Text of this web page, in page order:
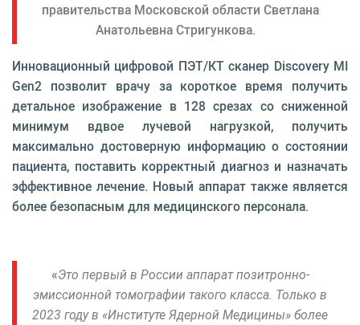
правительства Московской области Светлана
Анатольевна Стригункова.
Инновационный цифровой ПЭТ/КТ сканер Discovery MI
Gen2 позволит врачу за короткое время получить
детальное изображение в 128 срезах со сниженной
минимум вдвое лучевой нагрузкой, получить
максимально достоверную информацию о состоянии
пациента, поставить корректный диагноз и назначать
эффективное лечение. Новый аппарат также является
более безопасным для медицинского персонала.
«Это первый в России аппарат позитронно-
эмиссионной томографии такого класса. Только в
2023 году в «Институте Ядерной Медицины» более